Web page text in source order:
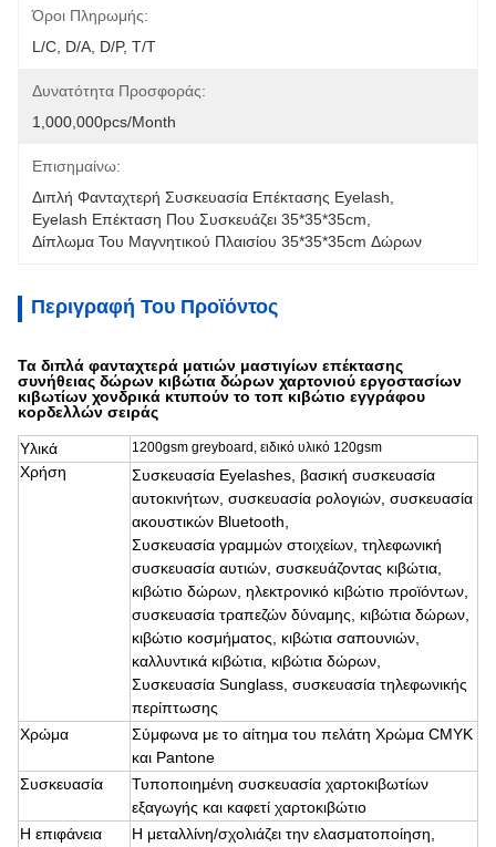
Όροι Πληρωμής:
L/C, D/A, D/P, T/T
Δυνατότητα Προσφοράς:
1,000,000pcs/month
Επισημαίνω:
Διπλή Φανταχτερή Συσκευασία Επέκτασης Eyelash
Eyelash Επέκταση Που Συσκευάζει 35*35*35cm
Δίπλωμα Του Μαγνητικού Πλαισίου 35*35*35cm Δώρων
Περιγραφή Του Προϊόντος
Τα διπλά φανταχτερά ματιών μαστιγίων επέκτασης
συνήθειας δώρων κιβώτια δώρων χαρτονιού εργοστασίων
κιβωτίων χονδρικά κτυπούν το τοπ κιβώτιο εγγράφου
κορδελλών σειράς
Υλικά 1200gsm greyboard, ειδικό υλικό 120gsm
Χρήση
Συσκευασία Eyelashes, βασική συσκευασία
αυτοκινήτων, συσκευασία ρολογιών, συσκευασία
ακουστικών Bluetooth,
Συσκευασία γραμμών στοιχείων, τηλεφωνική
συσκευασία αυτιών, συσκευάζοντας κιβώτια,
κιβώτιο δώρων, ηλεκτρονικό κιβώτιο προϊόντων,
συσκευασία τραπεζών δύναμης, κιβώτια δώρων,
κιβώτιο κοσμήματος, κιβώτια σαπουνιών,
καλλυντικά κιβώτια, κιβώτια δώρων,
Συσκευασία Sunglass, συσκευασία τηλεφωνικής
περίπτωσης
Χρώμα
Σύμφωνα με το αίτημα του πελάτη Χρώμα CMYK
και Pantone
Συσκευασία
Τυποποιημένη συσκευασία χαρτοκιβωτίων
εξαγωγής και καφετί χαρτοκιβώτιο
Η επιφάνεια
Η μεταλλίνη/σχολιάζει την ελασματοποίηση,